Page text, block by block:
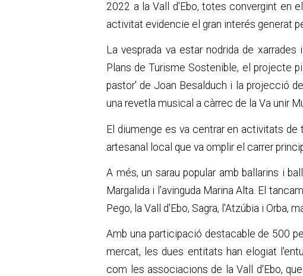
2022 a la Vall d'Ebo, totes convergint en
activitat evidencie el gran interés generat
La vesprada va estar nodrida de
Plans de Turisme Sostenible, el projecte
pastor' de Joan Besalduch i la projecció
una revetla musical a càrrec de la Va unir
El diumenge es va centrar en activitats
artesanal local que va omplir el carrer
A més, un sarau popular amb ballarins i
Margalida i l'avinguda Marina Alta. El
Pego, la Vall d'Ebo, Sagra, l'Atzúbia i Orba,
Amb una participació destacable de 500
mercat, les dues entitats han elogiat
com les associacions de la Vall d'Ebo,